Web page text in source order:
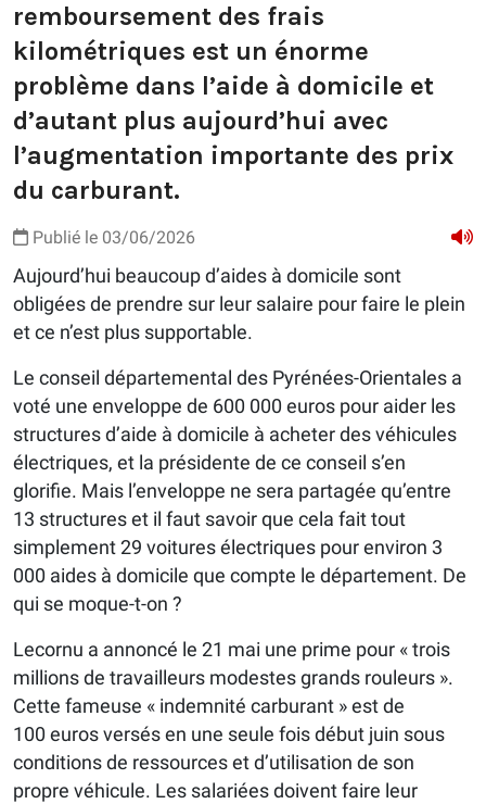
remboursement des frais
kilométriques est un énorme
problème dans l’aide à domicile et
d’autant plus aujourd’hui avec
l’augmentation importante des prix
du carburant.
Publié le 03/06/2026
Aujourd’hui beaucoup d’aides à domicile sont
obligées de prendre sur leur salaire pour faire le plein
et ce n’est plus supportable.
Le conseil départemental des Pyrénées-Orientales a
voté une enveloppe de 600 000 euros pour aider les
structures d’aide à domicile à acheter des véhicules
électriques, et la présidente de ce conseil s’en
glorifie. Mais l’enveloppe ne sera partagée qu’entre
13 structures et il faut savoir que cela fait tout
simplement 29 voitures électriques pour environ 3
000 aides à domicile que compte le département. De
qui se moque-t-on ?
Lecornu a annoncé le 21 mai une prime pour « trois
millions de travailleurs modestes grands rouleurs ».
Cette fameuse « indemnité carburant » est de
100 euros versés en une seule fois début juin sous
conditions de ressources et d’utilisation de son
propre véhicule. Les salariées doivent faire leur